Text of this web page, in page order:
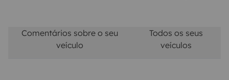
Comentários sobre o seu
veículo
Todos os seus
veículos